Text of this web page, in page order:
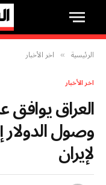
الرئيسية » اخر الأخبار
اخر الأخبار
العراق يوافق
وصول
لإيران